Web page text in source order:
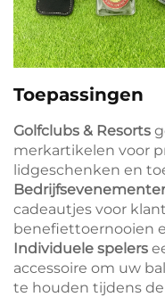
Toepassingen
Golfclubs & Resorts
merkartikelen voor
lidgeschenken en
cadeautjes voor
benefiettoernooien
Individuele spelers
accessoire om uw
te houden tijdens